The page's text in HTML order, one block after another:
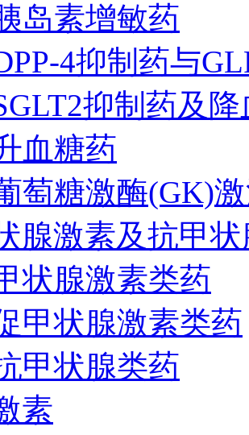
岛素增敏药
4抑制药与
抑制药及
血糖药
萄糖激酶(GK)
腺激素及抗甲
状腺激素类药
甲状腺激素类药
甲状腺类药
素